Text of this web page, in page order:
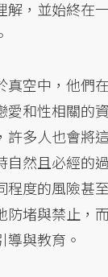
解，並始終在
真空中，他們
愛和性相關的
許多人也會將
自然且必經的
程度的風險甚
防堵與禁止，
導與教育。